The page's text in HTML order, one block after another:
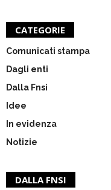
CATEGORIE
Comunicati stampa
Dagli enti
Dalla Fnsi
Idee
In evidenza
Notizie
DALLA FNSI